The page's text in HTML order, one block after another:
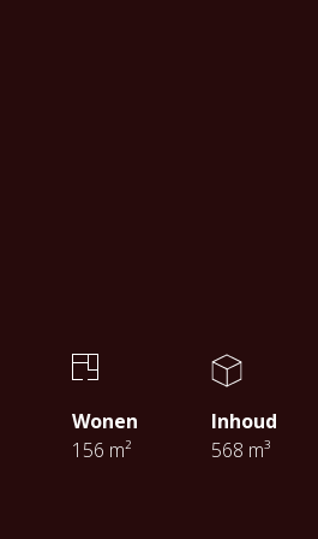
Wonen
156 m²
Inhoud
568 m³